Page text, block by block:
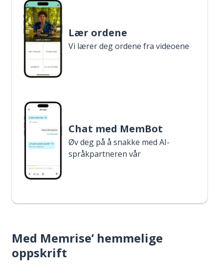
Lær ordene
Vi lærer deg ordene fra videoene
Chat med MemBot
Øv deg på å snakke med AI-
språkpartneren vår
Med Memrise’ hemmelige
oppskrift